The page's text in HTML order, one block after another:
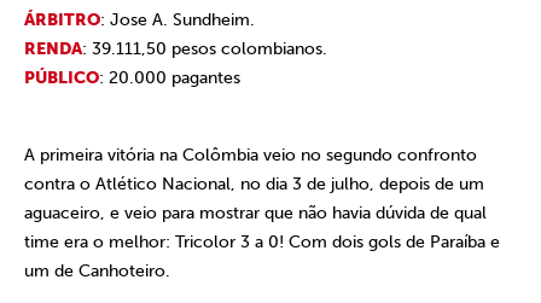
ÁRBITRO: Jose A. Sundheim.
RENDA: 39.111,50 pesos colombianos.
PÚBLICO: 20.000 pagantes
A primeira vitória na Colômbia veio no segundo confronto
contra o Atlético Nacional, no dia 3 de julho, depois de um
aguaceiro, e veio para mostrar que não havia dúvida de qual
time era o melhor: Tricolor 3 a 0! Com dois gols de Paraíba e
um de Canhoteiro.